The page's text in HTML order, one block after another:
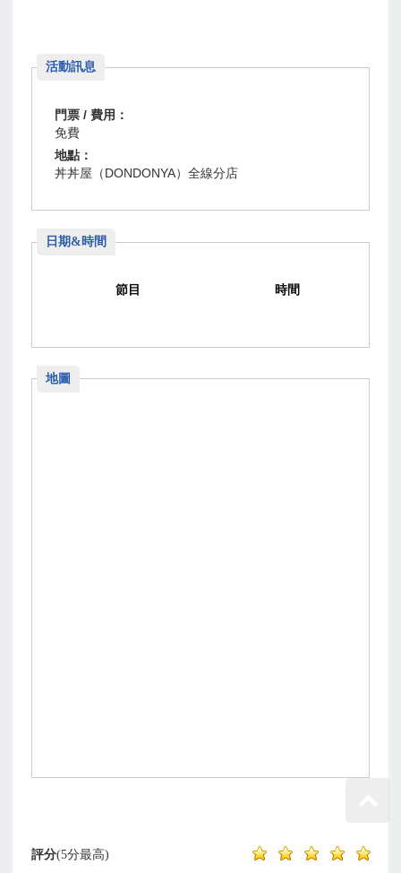
活動訊息
門票 / 費用：
免費
地點：
丼丼屋（DONDONYA）全線分店
日期&時間
節目 時間
地圖
評分(5分最高)